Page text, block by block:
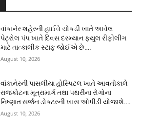
વાંકાનેર શહેરની હાઈવે ચોકડી ખાતે આવેલ
પેટ્રોલ પંપ ખાતે દિવસ દરમ્યાન ફ્યુલ રીફીલીંગ
માટે તાત્કાલીક સ્ટાફ જોઈએ છે….
August 10, 2026
વાંકાનેરની પાસલીયા હોસ્પિટલ ખાતે આવતીકાલે
રાજકોટના મૂત્રામાર્ગ તથા પથરીના રોગોના
નિષ્ણાત સર્જન ડોક્ટરની ખાસ ઓપીડી યોજાશે….
August 10, 2026